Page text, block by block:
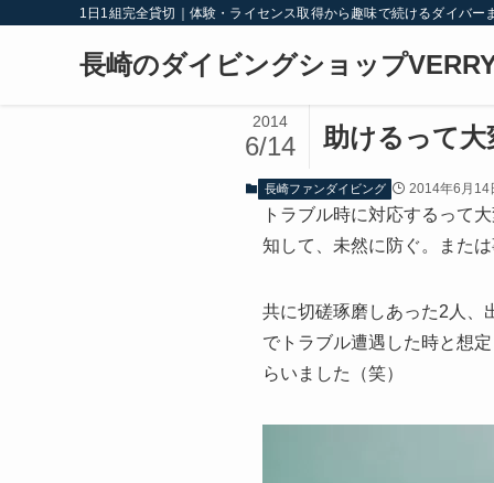
1日1組完全貸切｜体験・ライセンス取得から趣味で続けるダイバー
長崎のダイビングショップ
助けるって大
2014
6/14
長崎ファンダイビング 2014年6月14
トラブル時に対応するって
知して、未然に防ぐ。また
共に切磋琢磨しあった2人、
でトラブル遭遇した時と想
らいました（笑）